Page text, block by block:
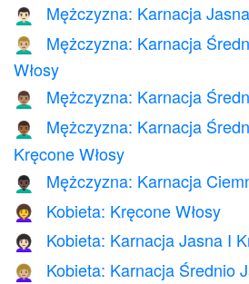
👨🏻‍🦱 Mężczyzna: Karnacja
👨🏼‍🦱
Mężczyzna: Karnacja
Włosy
👨🏽‍🦱 Mężczyzna: Karnacja
👨🏾‍🦱
Mężczyzna: Karnacja
Kręcone Włosy
👨🏿‍🦱 Mężczyzna: Karnacja
👩‍🦱 Kobieta: Kręcone Włosy
👩🏻‍🦱 Kobieta: Karnacja Jasna I
👩🏼‍🦱
Kobieta: Karnacja Średnio